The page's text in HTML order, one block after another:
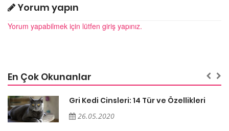
Yorum yapın
Yorum yapabilmek için lütfen giriş yapınız.
En Çok Okunanlar
Gri Kedi Cinsleri: 14 Tür ve Özellikleri
26.05.2020